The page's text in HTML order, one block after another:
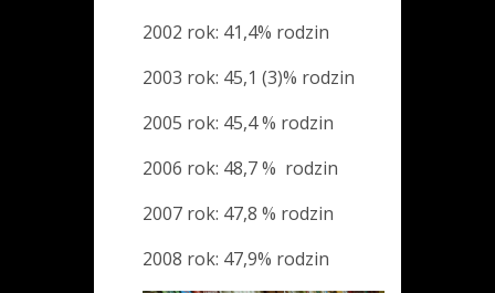
2002 rok: 41,4% rodzin
2003 rok: 45,1 (3)% rodzin
2005 rok: 45,4 % rodzin
2006 rok: 48,7 % rodzin
2007 rok: 47,8 % rodzin
2008 rok: 47,9% rodzin